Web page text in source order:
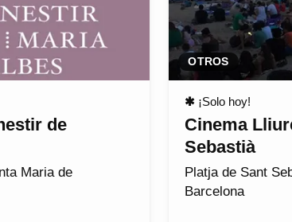
de
Maria de
OTROS
✱ ¡Solo hoy!
Cinema
Sebastià
Platja de Sant
Barcelona